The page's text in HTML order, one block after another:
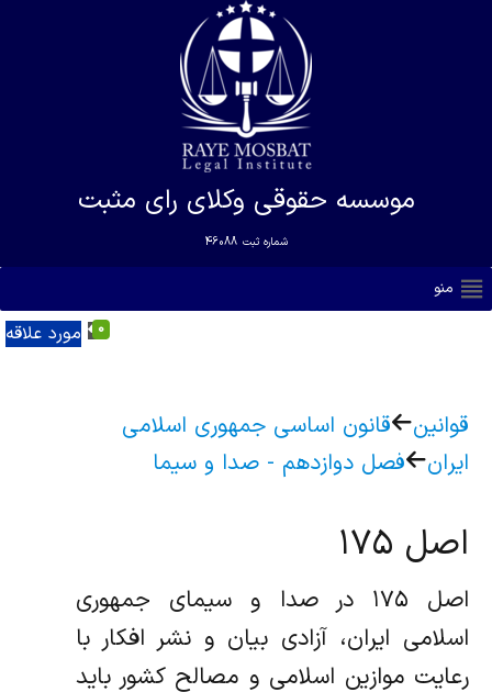
موسسه حقوقی وکلای رای مثبت
شماره ثبت 46088
منو
مورد علاقه 0
قوانین
قانون اساسی جمهوری اسلامی
ایران
فصل دوازدهم - صدا و سیما
اصل ۱۷۵
اصل ۱۷۵ در صدا و سیمای جمهوری
اسلامی ایران، آزادی بیان و نشر افکار با
رعایت موازین اسلامی و مصالح کشور باید